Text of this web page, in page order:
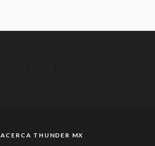
ACERCA THUNDER MX